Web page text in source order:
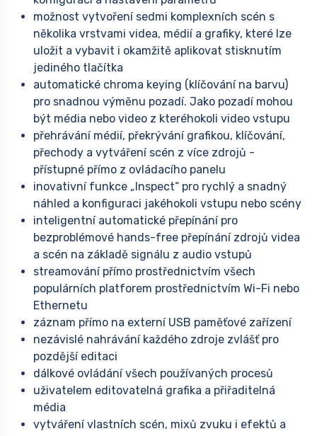
možnost vytvoření sedmi komplexních scén s
několika vrstvami videa, médií a grafiky, které lze
uložit a vybavit i okamžitě aplikovat stisknutím
jediného tlačítka
automatické chroma keying (klíčování na barvu)
pro snadnou výměnu pozadí. Jako pozadí mohou
být média nebo video z kteréhokoli video vstupu
přehrávání médií, překrývání grafikou, klíčování,
přechody a vytváření scén z více zdrojů -
přístupné přímo z ovládacího panelu
inovativní funkce „Inspect“ pro rychlý a snadný
náhled a konfiguraci jakéhokoli vstupu nebo scény
inteligentní automatické přepínání pro
bezproblémové hands-free přepínání zdrojů videa
a scén na základě signálu z audio vstupů
streamování přímo prostřednictvím všech
populárních platforem prostřednictvím Wi-Fi nebo
Ethernetu
záznam přímo na externí USB paměťové zařízení
nezávislé nahrávání každého zdroje zvlášť pro
pozdější editaci
dálkové ovládání všech používaných procesů
uživatelem editovatelná grafika a přiřaditelná
média
vytváření vlastních scén, mixů zvuku i efektů a